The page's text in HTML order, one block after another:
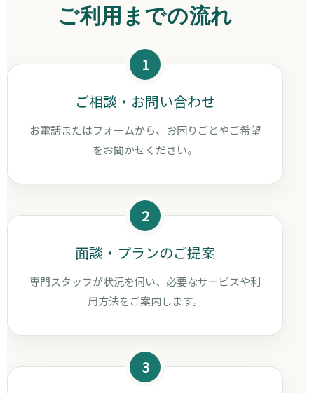
ご利用までの流れ
1
ご相談・お問い合わせ
お電話またはフォームから、お困りごとやご希望
をお聞かせください。
2
面談・プランのご提案
専門スタッフが状況を伺い、必要なサービスや利
用方法をご案内します。
3